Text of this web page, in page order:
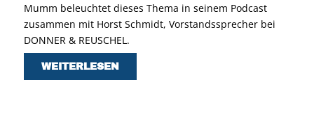
Mumm beleuchtet dieses Thema in seinem Podcast
zusammen mit Horst Schmidt, Vorstandssprecher bei
DONNER & REUSCHEL.
WEITERLESEN